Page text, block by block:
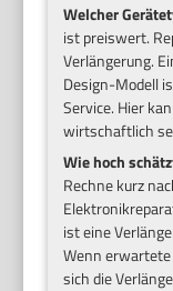
Welcher
ist preiswert.
Verlängerung.
Design-Modell
Service. Hier
wirtschaftlich
Wie hoch
Rechne kurz
ist eine
Wenn
sich die